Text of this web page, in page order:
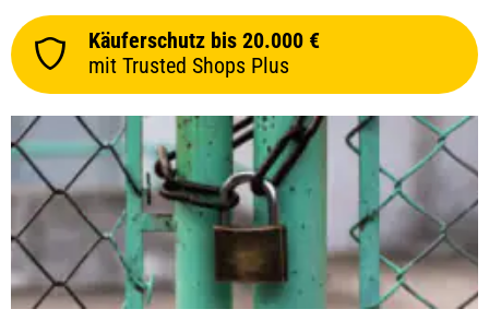
Käuferschutz bis 20.000 €
mit Trusted Shops Plus